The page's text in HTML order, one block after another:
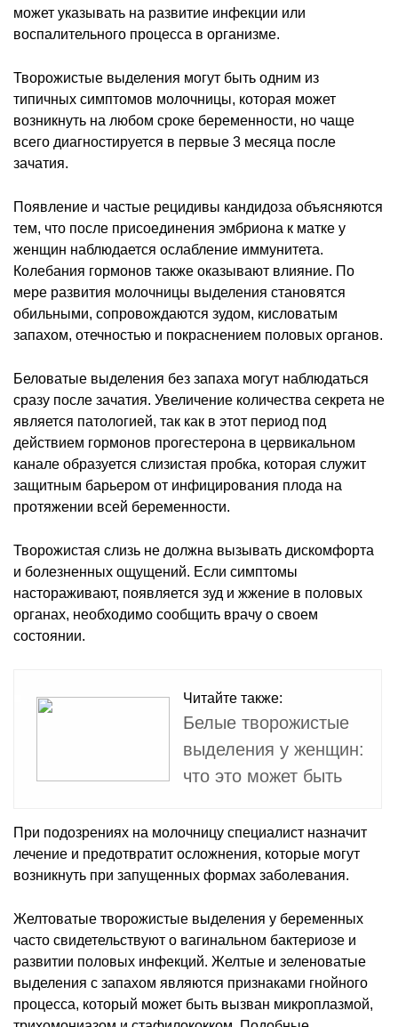
может указывать на развитие инфекции или
воспалительного процесса в организме.
Творожистые выделения могут быть одним из
типичных симптомов молочницы, которая может
возникнуть на любом сроке беременности, но чаще
всего диагностируется в первые 3 месяца после
зачатия.
Появление и частые рецидивы кандидоза объясняются
тем, что после присоединения эмбриона к матке у
женщин наблюдается ослабление иммунитета.
Колебания гормонов также оказывают влияние. По
мере развития молочницы выделения становятся
обильными, сопровождаются зудом, кисловатым
запахом, отечностью и покраснением половых органов.
Беловатые выделения без запаха могут наблюдаться
сразу после зачатия. Увеличение количества секрета не
является патологией, так как в этот период под
действием гормонов прогестерона в цервикальном
канале образуется слизистая пробка, которая служит
защитным барьером от инфицирования плода на
протяжении всей беременности.
Творожистая слизь не должна вызывать дискомфорта
и болезненных ощущений. Если симптомы
настораживают, появляется зуд и жжение в половых
органах, необходимо сообщить врачу о своем
состоянии.
Читайте также:
Белые творожистые
выделения у женщин:
что это может быть
При подозрениях на молочницу специалист назначит
лечение и предотвратит осложнения, которые могут
возникнуть при запущенных формах заболевания.
Желтоватые творожистые выделения у беременных
часто свидетельствуют о вагинальном бактериозе и
развитии половых инфекций. Желтые и зеленоватые
выделения с запахом являются признаками гнойного
процесса, который может быть вызван микроплазмой,